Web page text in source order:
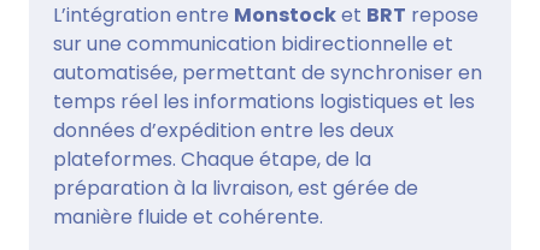
L’intégration entre Monstocket BRT repose
sur une communication bidirectionnelle et
automatisée, permettant de synchroniser en
temps réel les informations logistiques et les
données d’expédition entre les deux
plateformes. Chaque étape, de la
préparation à la livraison, est gérée de
manière fluide et cohérente.